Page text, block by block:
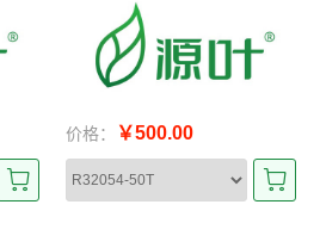
价格： ￥500.00